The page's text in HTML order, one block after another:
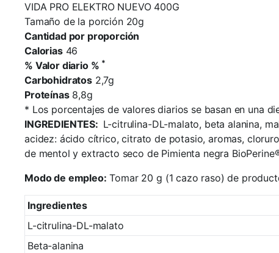
VIDA PRO ELEKTRO NUEVO 400G
Tamaño de la porción 20g
Cantidad por proporción
Calorias46
% Valor diario % *
Carbohidratos2,7g
Proteínas8,8g
* Los porcentajes de valores diarios se basan en una
INGREDIENTES: L-citrulina-DL-malato, beta alanina,
acidez: ácido cítrico, citrato de potasio, aromas,
de mentol y extracto seco de Pimienta negra
Modo de empleo: Tomar 20 g (1 cazo raso) de
Ingredientes
L-citrulina-DL-malato
Beta-alanina